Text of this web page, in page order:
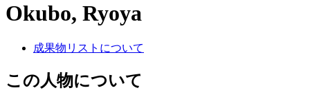
Okubo, Ryoya
成果物リストについて
この人物について